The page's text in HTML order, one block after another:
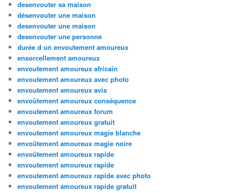
desenvouter sa maison
désenvouter une maison
desenvouter une maison
desenvouter une personne
durée d un envoutement amoureux
ensorcellement amoureux
envoutement amoureux africain
envoutement amoureux avec photo
envoutement amoureux avis
envoûtement amoureux conséquence
envoutement amoureux forum
envoutement amoureux gratuit
envoutement amoureux magie blanche
envoûtement amoureux magie noire
envoûtement amoureux rapide
envoutement amoureux rapide
envoutement amoureux rapide avec photo
envoutement amoureux rapide gratuit